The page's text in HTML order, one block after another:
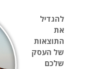
להגדיל
את
התוצאות
של העסק
שלכם